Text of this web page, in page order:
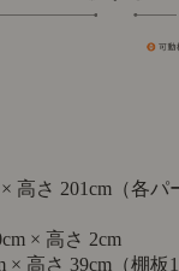
高さ 201cm（各パ
× 高さ 2cm
× 高さ 39cm（棚板1